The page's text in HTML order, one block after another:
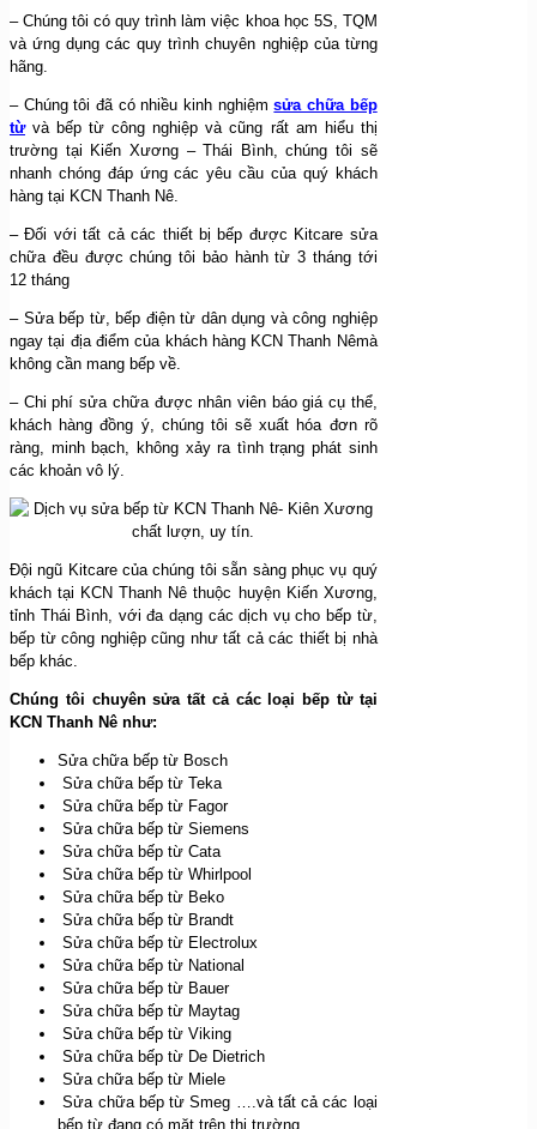
– Chúng tôi có quy trình làm việc khoa học 5S, TQM
và ứng dụng các quy trình chuyên nghiệp của từng
hãng.
– Chúng tôi đã có nhiều kinh nghiệmsửa chữa bếp
từvà bếp từ công nghiệp và cũng rất am hiểu thị
trường tại Kiến Xương – Thái Bình, chúng tôi sẽ
nhanh chóng đáp ứng các yêu cầu của quý khách
hàng tại KCN Thanh Nê.
– Đối với tất cả các thiết bị bếp được Kitcare sửa
chữa đều được chúng tôi bảo hành từ 3 tháng tới
12 tháng
– Sửa bếp từ, bếp điện từ dân dụng và công nghiệp
ngay tại địa điểm của khách hàng KCN Thanh Nêmà
không cần mang bếp về.
– Chi phí sửa chữa được nhân viên báo giá cụ thể,
khách hàng đồng ý, chúng tôi sẽ xuất hóa đơn rõ
ràng, minh bạch, không xảy ra tình trạng phát sinh
các khoản vô lý.
Đội ngũ Kitcare của chúng tôi sẵn sàng phục vụ quý
khách tại KCN Thanh Nê thuộc huyện Kiến Xương,
tỉnh Thái Bình, với đa dạng các dịch vụ cho bếp từ,
bếp từ công nghiệp cũng như tất cả các thiết bị nhà
bếp khác.
Chúng tôi chuyên sửa tất cả các loại bếp từ tại
KCN Thanh Nê như:
Sửa chữa bếp từ Bosch
Sửa chữa bếp từ Teka
Sửa chữa bếp từ Fagor
Sửa chữa bếp từ Siemens
Sửa chữa bếp từ Cata
Sửa chữa bếp từ Whirlpool
Sửa chữa bếp từ Beko
Sửa chữa bếp từ Brandt
Sửa chữa bếp từ Electrolux
Sửa chữa bếp từ National
Sửa chữa bếp từ Bauer
Sửa chữa bếp từ Maytag
Sửa chữa bếp từ Viking
Sửa chữa bếp từ De Dietrich
Sửa chữa bếp từ Miele
Sửa chữa bếp từ Smeg ….và tất cả các loại
bếp từ đang có mặt trên thị trường